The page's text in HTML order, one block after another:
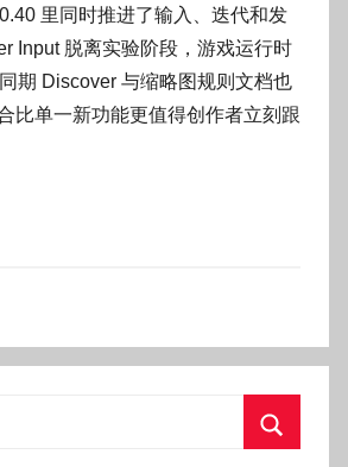
:
O
k
g
里同时推进了输入、迭代和发
Input 脱离实验阶段，游戏运行时
期 Discover 与缩略图规则文档也
比单一新功能更值得创作者立刻跟